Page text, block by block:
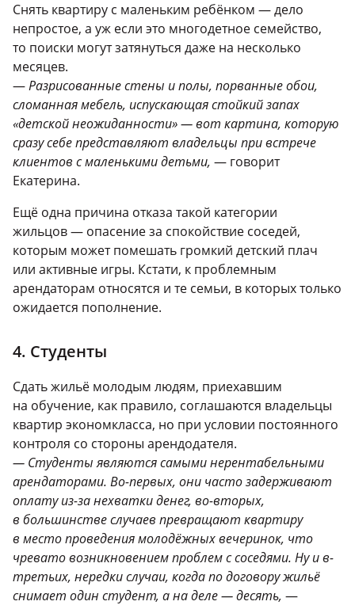
Снять квартиру с маленьким ребёнком — дело
непростое, а уж если это многодетное семейство,
то поиски могут затянуться даже на несколько
месяцев.
—Разрисованные стены и полы, порванные обои,
сломанная мебель, испускающая стойкий запах
«детской неожиданности» — вот картина, которую
сразу себе представляют владельцы при встрече
клиентов с маленькими детьми, — говорит
Екатерина.
Ещё одна причина отказа такой категории
жильцов — опасение за спокойствие соседей,
которым может помешать громкий детский плач
или активные игры. Кстати, к проблемным
арендаторам относятся и те семьи, в которых только
ожидается пополнение.
4. Студенты
Сдать жильё молодым людям, приехавшим
на обучение, как правило, соглашаются владельцы
квартир экономкласса, но при условии постоянного
контроля со стороны арендодателя.
— Студенты являются самыми нерентабельными
арендаторами. Во-первых, они часто задерживают
оплату из-за нехватки денег, во-вторых,
в большинстве случаев превращают квартиру
в место проведения молодёжных вечеринок, что
чревато возникновением проблем с соседями. Ну и в-
третьих, нередки случаи, когда по договору жильё
снимает один студент, а на деле — десять, —